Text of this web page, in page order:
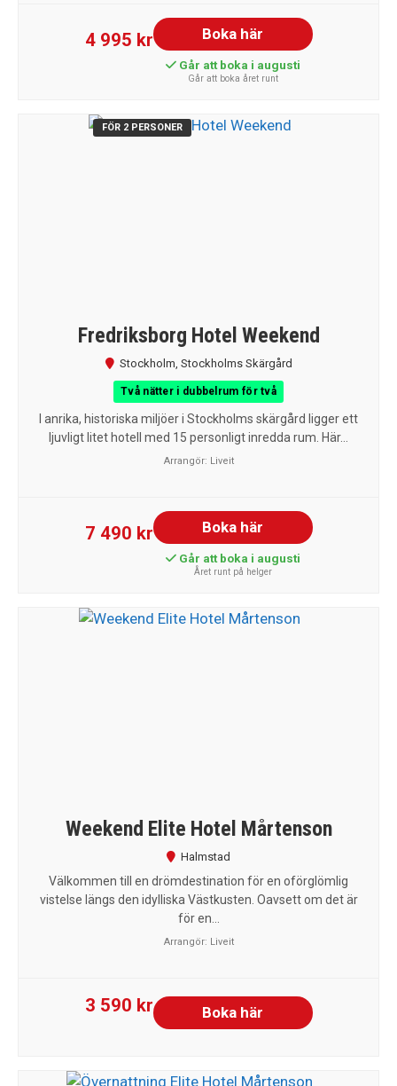
4 995 kr Boka här
Går att boka i augusti
Går att boka året runt
FÖR 2 PERSONER
Fredriksborg Hotel Weekend
Stockholm Stockholms Skärgård
Två nätter i dubbelrum för två
I anrika, historiska miljöer i Stockholms skärgård ligger ett
ljuvligt litet hotell med 15 personligt inredda rum. Här...
Arrangör: Liveit
7 490 kr Boka här
Går att boka i augusti
Året runt på helger
Weekend Elite Hotel Mårtenson
Halmstad
Välkommen till en drömdestination för en oförglömlig
vistelse längs den idylliska Västkusten. Oavsett om det är
för en...
Arrangör: Liveit
3 590 kr Boka här